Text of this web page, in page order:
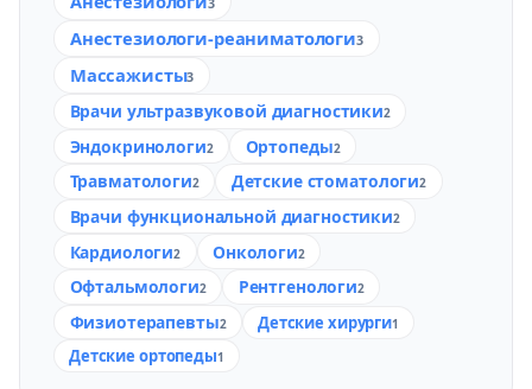
3
Анестезиологи-реаниматологи3
Массажисты3
Врачи ультразвуковой диагностики2
Эндокринологи2 Ортопеды2
Травматологи2 Детские стоматологи2
Врачи функциональной диагностики2
Кардиологи2 Онкологи2
Офтальмологи2 Рентгенологи2
Физиотерапевты2 Детские хирурги1
Детские ортопеды1